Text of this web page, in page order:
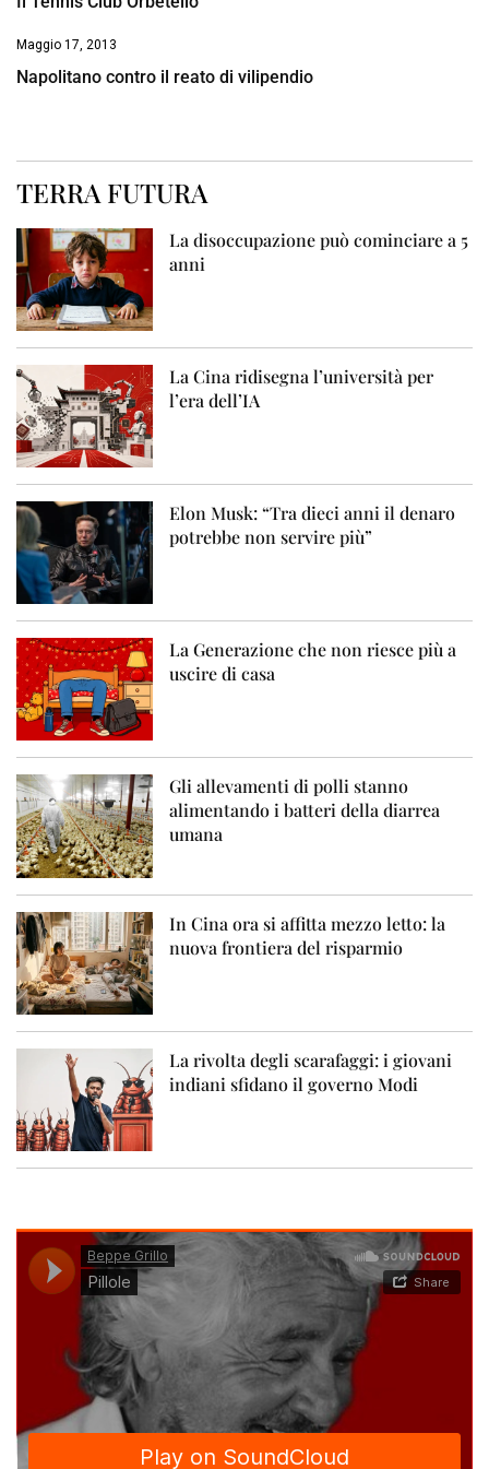
Maggio 17, 2013
Napolitano contro il reato di vilipendio
TERRA FUTURA
La disoccupazione può cominciare a 5
anni
La Cina ridisegna l’università per
l’era dell’IA
Elon Musk: “Tra dieci anni il denaro
potrebbe non servire più”
La Generazione che non riesce più a
uscire di casa
Gli allevamenti di polli stanno
alimentando i batteri della diarrea
umana
In Cina ora si affitta mezzo letto: la
nuova frontiera del risparmio
La rivolta degli scarafaggi: i giovani
indiani sfidano il governo Modi